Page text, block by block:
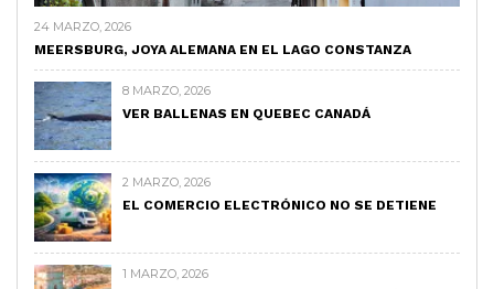
24 MARZO, 2026
MEERSBURG, JOYA ALEMANA EN EL LAGO CONSTANZA
8 MARZO, 2026
VER BALLENAS EN QUEBEC CANADÁ
2 MARZO, 2026
EL COMERCIO ELECTRÓNICO NO SE DETIENE
1 MARZO, 2026